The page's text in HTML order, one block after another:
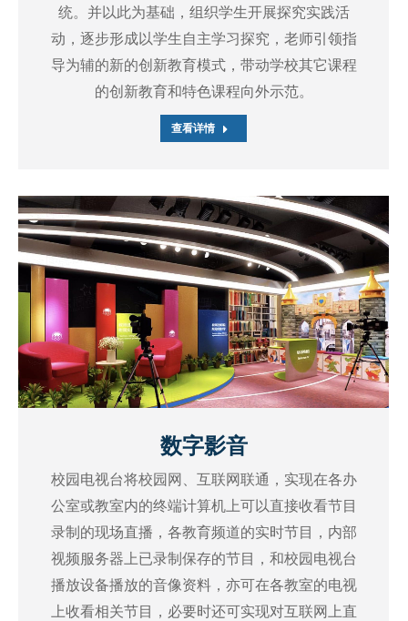
统。并以此为基础，组织学生开展探究实践活
动，逐步形成以学生自主学习探究，老师引领指
导为辅的新的创新教育模式，带动学校其它课程
的创新教育和特色课程向外示范。
查看详情
数字影音
校园电视台将校园网、互联网联通，实现在各办
公室或教室内的终端计算机上可以直接收看节目
录制的现场直播，各教育频道的实时节目，内部
视频服务器上已录制保存的节目，和校园电视台
播放设备播放的音像资料，亦可在各教室的电视
上收看相关节目，必要时还可实现对互联网上直